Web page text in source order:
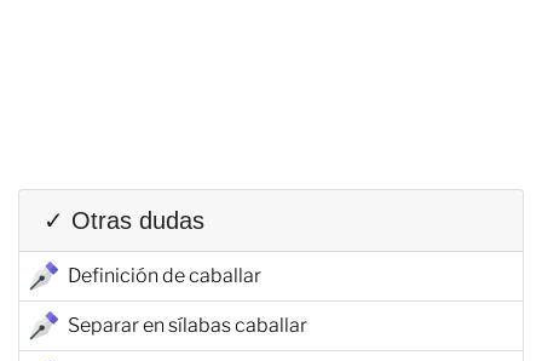
✓ Otras dudas
Definición de caballar
Separar en sílabas caballar